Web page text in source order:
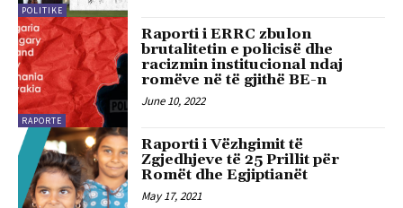
POLITIKE
RAPORTE
Raporti i ERRC zbulon
brutalitetin e policisë dhe
racizmin institucional ndaj
romëve në të gjithë BE-n
June 10, 2022
Raporti i Vëzhgimit të
Zgjedhjeve të 25 Prillit për
Romët dhe Egjiptianët
May 17, 2021